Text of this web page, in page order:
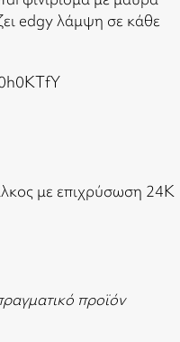
edgy λάμψη σε κάθε
με επιχρύσωση 24Κ
προϊόν